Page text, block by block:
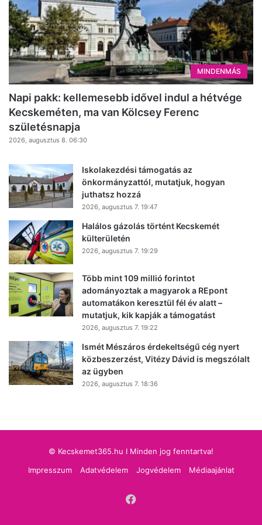
MINDENMÁS
Napi pakk: kellemesebb idővel indul a hétvége
Kecskeméten, ma van Kölcsey Ferenc
születésnapja
2026, augusztus 8. 06:30
Iskolakezdési támogatás az
önkormányzattól, mutatjuk, hogyan
juthatsz hozzá
2026, augusztus 7. 19:47
Halálos gázolás történt Kecskemét
külterületén
2026, augusztus 7. 19:29
Több mint 109 millió forintot
adományoztak a magyarok a REpont
automatákon keresztül fél év alatt –
mutatjuk, kik kapják a támogatást
2026, augusztus 7. 19:22
Ismét Mészáros érdekeltségű cég nyert
közbeszerzést, Vitézy Dávid is megszólalt
az ügyben
2026, augusztus 7. 18:36
© Kecskemet365.hu I Minden jog fenntartva!
Impresszum
Adatvédelem Jogvédelem Médiaajánlat
Facebook